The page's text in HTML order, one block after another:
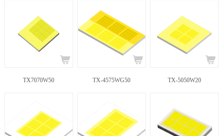
TX7070W50 TX-4575WG50 TX-5050W20